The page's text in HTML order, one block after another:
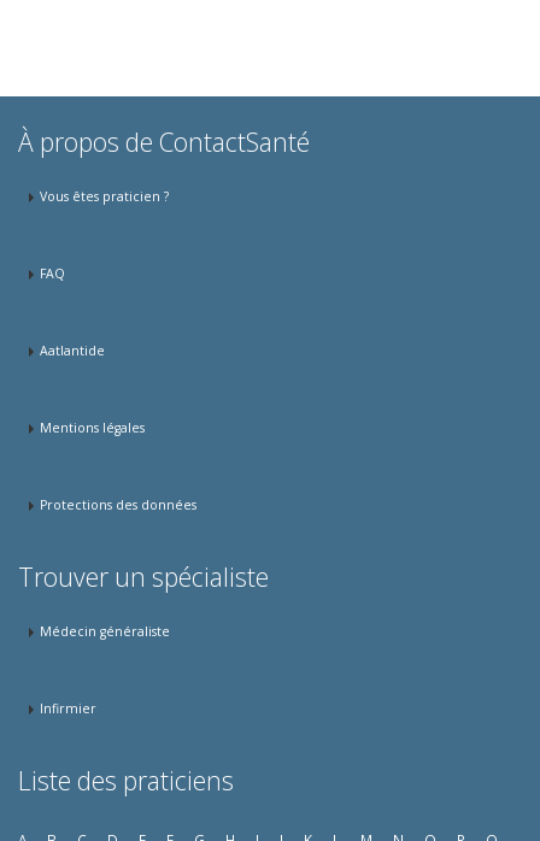
À propos de ContactSanté
Vous êtes praticien ?
FAQ
Aatlantide
Mentions légales
Protections des données
Trouver un spécialiste
Médecin généraliste
Infirmier
Liste des praticiens